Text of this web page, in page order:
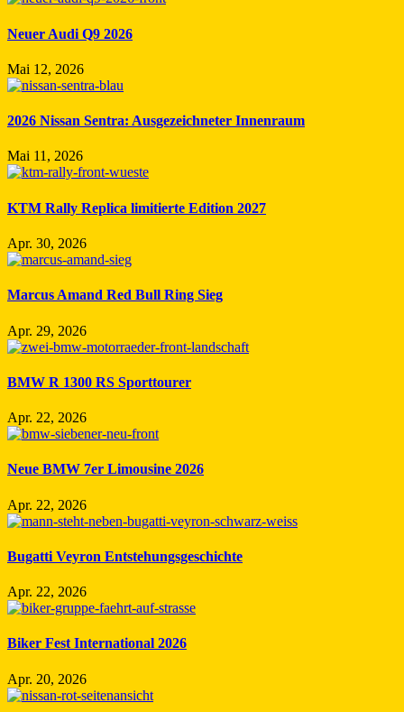
Neuer Audi Q9 2026
Mai 12, 2026
2026 Nissan Sentra: Ausgezeichneter Innenraum
Mai 11, 2026
KTM Rally Replica limitierte Edition 2027
Apr. 30, 2026
Marcus Amand Red Bull Ring Sieg
Apr. 29, 2026
BMW R 1300 RS Sporttourer
Apr. 22, 2026
Neue BMW 7er Limousine 2026
Apr. 22, 2026
Bugatti Veyron Entstehungsgeschichte
Apr. 22, 2026
Biker Fest International 2026
Apr. 20, 2026